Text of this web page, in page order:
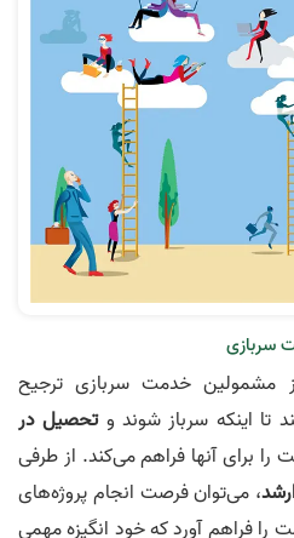
سربازی
مشمولین خدمت سربازی ترجیح
تا اینکه سرباز شوند وتحصیل در
برای آنها فراهم می‌کند. از طرفی
، می‌توان فرصت انجام پروژه‌های
فراهم آورد که خود انگیزه مهمی